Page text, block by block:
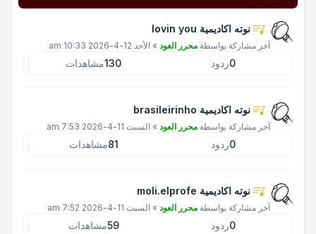
نوته اكاديمية lovin you
آخر مشاركة بواسطة محرر العود » الأحد 12-4-2026 10:33 am
0ردود 130مشاهدات
نوته اكاديمية brasileirinho
آخر مشاركة بواسطة محرر العود » السبت 11-4-2026 7:53 am
0ردود 81مشاهدات
نوته اكاديمية moli.elprofe
آخر مشاركة بواسطة محرر العود » السبت 11-4-2026 7:52 am
0ردود 59مشاهدات